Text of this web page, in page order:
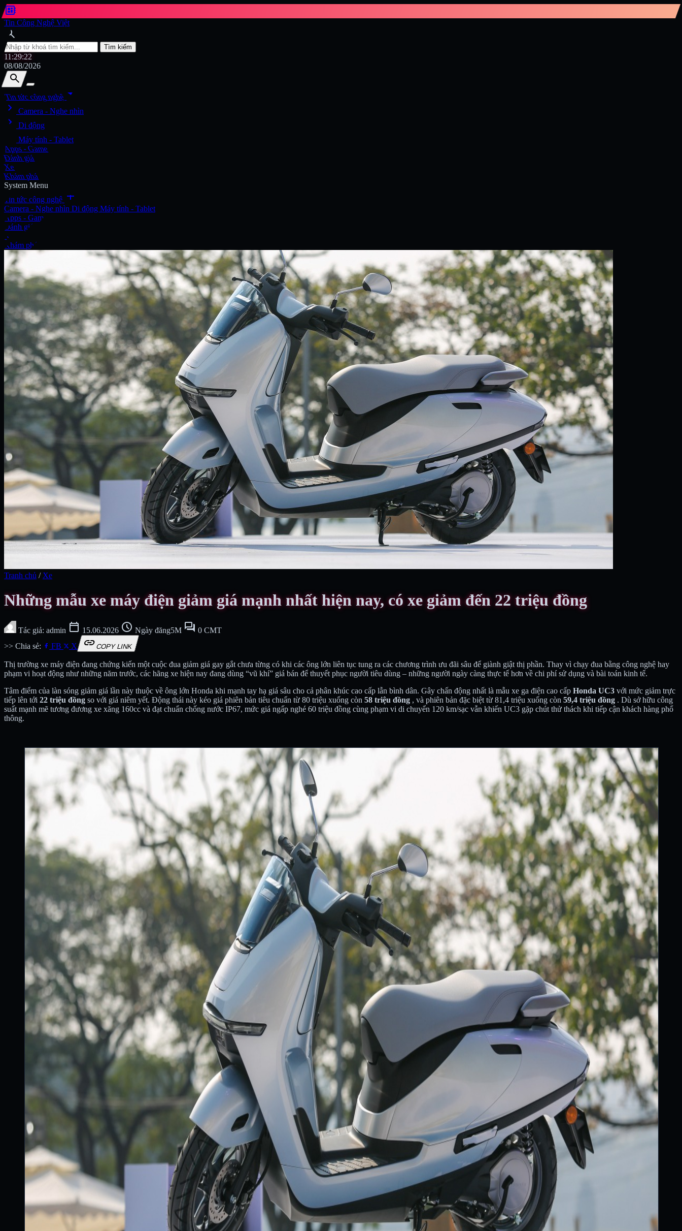
developer_board
Tin Công Nghệ Việt
search
Tìm kiếm
11:29:24
08/08/2026
search
search
Tin tức công nghệarrow_drop_down
chevron_right
Camera - Nghe nhìn
chevron_right Di động
Máy tính - Tablet
Apps - Game
Đánh giá
Xe
Khám phá
System Menu
Tin tức công nghệ add
Camera - Nghe nhìn Di động Máy tính - Tablet
Apps - Game
Đánh giá
Xe
Khám phá
Tranh chủ / Xe
Những mẫu xe máy điện giảm giá mạnh nhất hiện nay, có xe giảm đến 22 triệu đồng
Tác giả: admin calendar_today 15.06.2026 schedule Ngày đăng5M forum 0 CMT
>> Chia sẻ:
FB X linkCOPY LINK
Thị trường xe máy điện đang chứng kiến một cuộc đua giảm giá gay gắt chưa từng có khi các ông lớn liên tục tung ra các chương trình ưu đãi sâu để giành giật thị phần. Thay vì chạy đua bằng công nghệ hay
phạm vi hoạt động như những năm trước, các hãng xe hiện nay đang dùng “vũ khí” giá bán để thuyết phục người tiêu dùng – những người ngày càng thực tế hơn về chi phí sử dụng và bài toán kinh tế.
Tâm điểm của làn sóng giảm giá lần này thuộc về ông lớn Honda khi mạnh tay hạ giá sâu cho cả phân khúc cao cấp lẫn bình dân. Gây chấn động nhất là mẫu xe ga điện cao cấp Honda UC3 với mức giảm trực
tiếp lên tới 22 triệu đồng so với giá niêm yết. Động thái này kéo giá phiên bản tiêu chuẩn từ 80 triệu xuống còn 58 triệu đồng , và phiên bản đặc biệt từ 81,4 triệu xuống còn 59,4 triệu đồng . Dù sở hữu công
suất mạnh mẽ tương đương xe xăng 160cc và đạt chuẩn chống nước IP67, mức giá ngấp nghé 60 triệu đồng cùng phạm vi di chuyển 120 km/sạc vẫn khiến UC3 gặp chút thử thách khi tiếp cận khách hàng phổ
thông.